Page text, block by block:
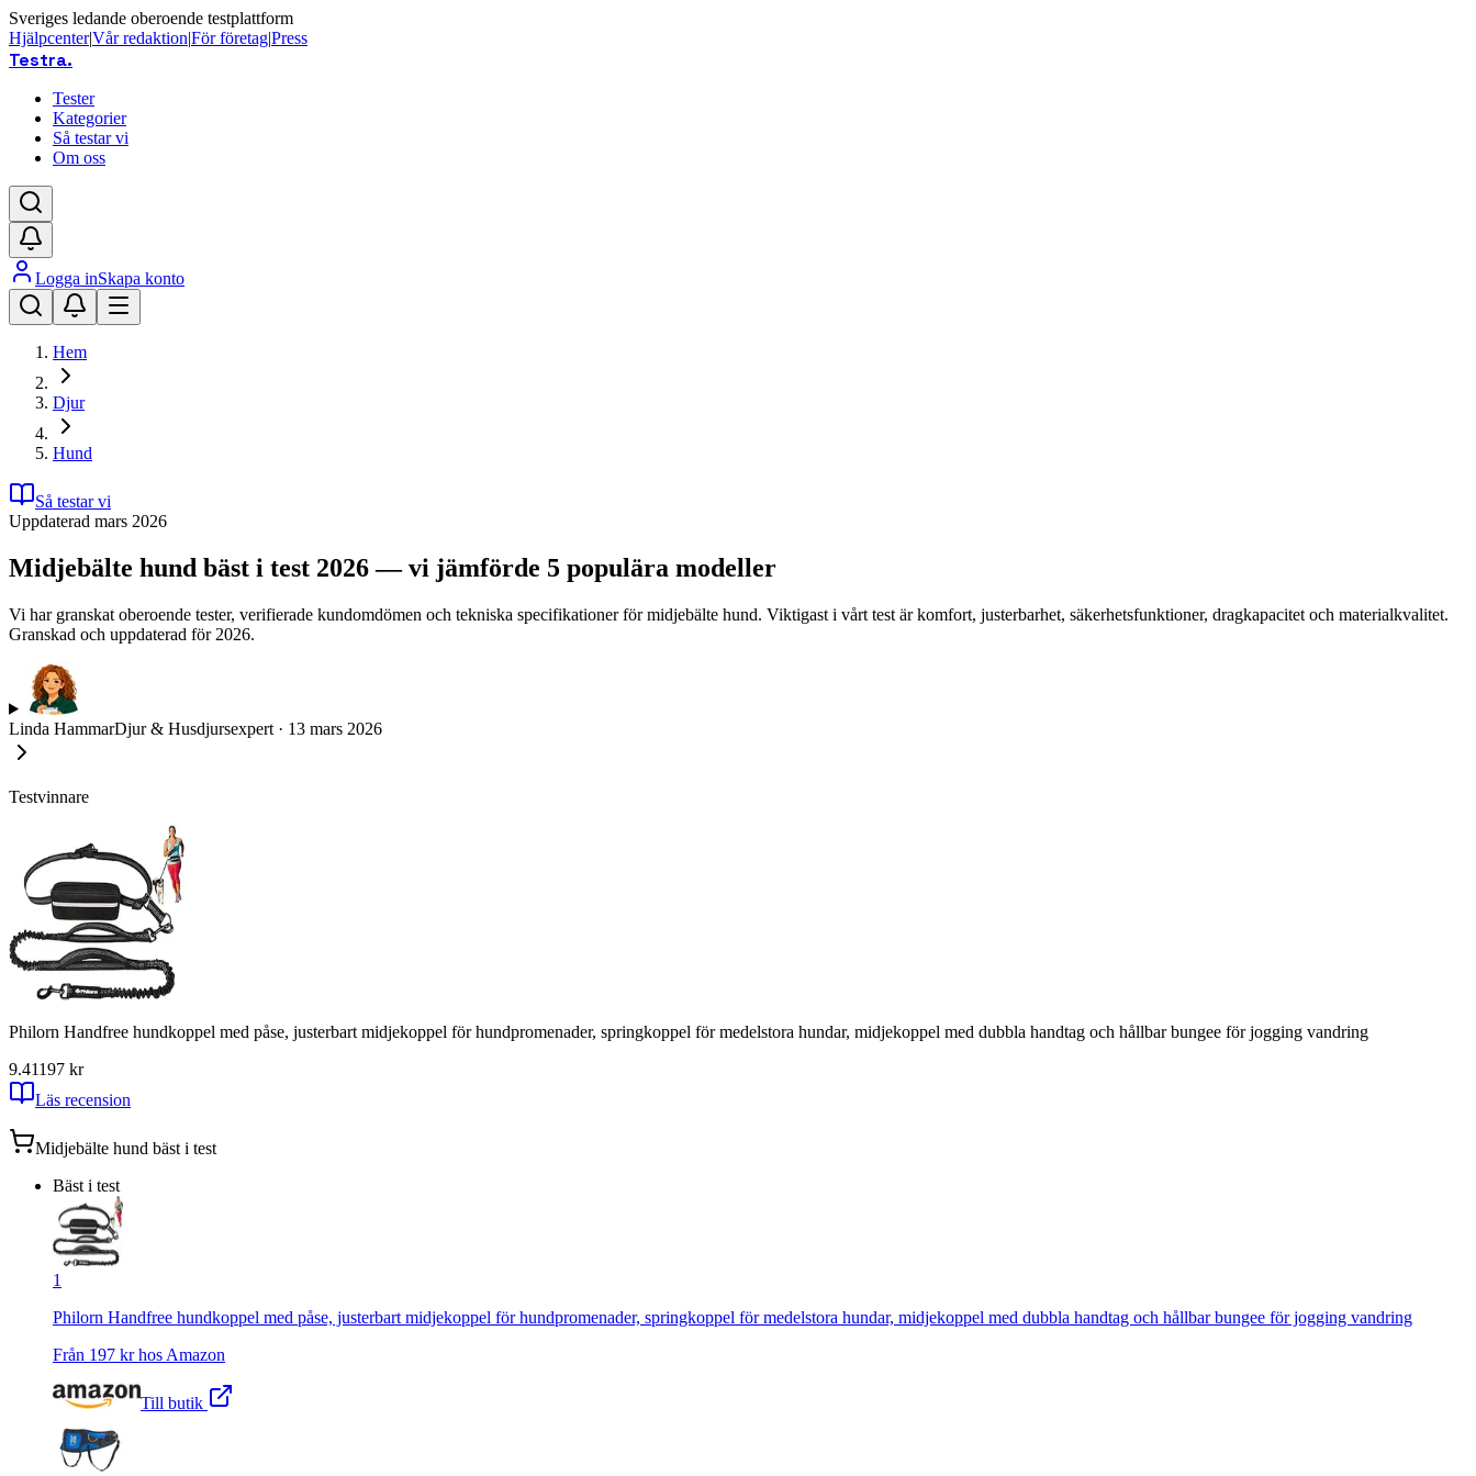
Sveriges ledande oberoende testplattform
Hjälpcenter|Vår redaktion|För företag|Press
Testra.
Tester
Kategorier
Så testar vi
Om oss
Logga inSkapa konto
Hem
Djur
Hund
Så testar vi
Uppdaterad mars 2026
Midjebälte hund bäst i test 2026 — vi jämförde 5 populära modeller
Vi har granskat oberoende tester, verifierade kundomdömen och tekniska specifikationer för midjebälte hund. Viktigast i vårt test är komfort, justerbarhet, säkerhetsfunktioner, dragkapacitet och materialkvalitet.
Granskad och uppdaterad för 2026.
Linda HammarDjur & Husdjursexpert · 13 mars 2026
Testvinnare
Philorn Handfree hundkoppel med påse, justerbart midjekoppel för hundpromenader, springkoppel för medelstora hundar, midjekoppel med dubbla handtag och hållbar bungee för jogging vandring
9.41197 kr
Läs recension
Midjebälte hund bäst i test
Bäst i test
1
Philorn Handfree hundkoppel med påse, justerbart midjekoppel för hundpromenader, springkoppel för medelstora hundar, midjekoppel med dubbla handtag och hållbar bungee för jogging vandring
Från 197 kr hos Amazon
Till butik